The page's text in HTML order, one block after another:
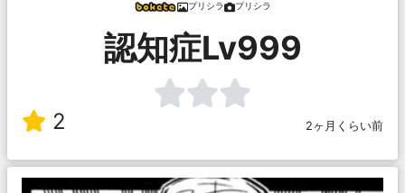
プリシラ プリシラ
認知症Lv999
2 2ヶ月くらい前